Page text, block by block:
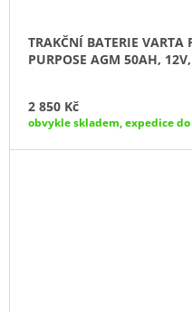
TRAKČNÍ BATERIE VARTA
PURPOSE AGM 50AH,
2 850 Kč
obvykle skladem, expedice